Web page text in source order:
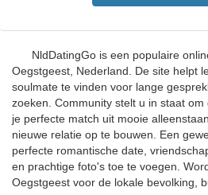
NldDatingGo is een populaire
Oegstgeest, Nederland. De site helpt
soulmate te vinden voor lange
zoeken. Community stelt u in staat
je perfecte match uit mooie
nieuwe relatie op te bouwen. Een
perfecte romantische date,
en prachtige foto's toe te voegen.
Oegstgeest voor de lokale bevolking,